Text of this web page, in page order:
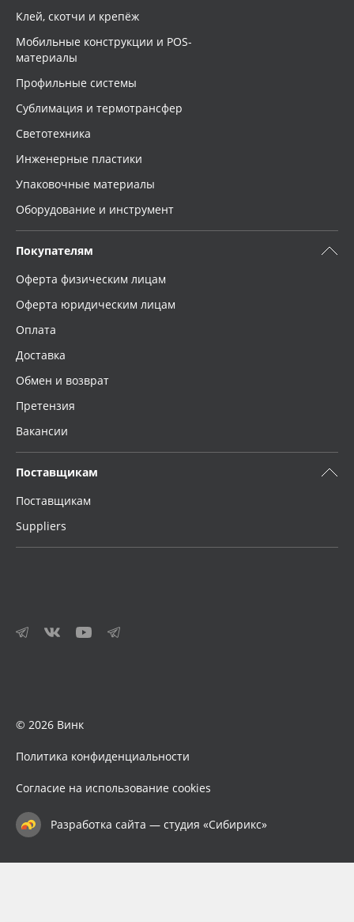
Клей, скотчи и крепёж
Мобильные конструкции и POS-
материалы
Профильные системы
Сублимация и термотрансфер
Светотехника
Инженерные пластики
Упаковочные материалы
Оборудование и инструмент
Покупателям
Оферта физическим лицам
Оферта юридическим лицам
Оплата
Доставка
Обмен и возврат
Претензия
Вакансии
Поставщикам
Поставщикам
Suppliers
© 2026 Винк
Политика конфиденциальности
Согласие на использование cookies
Разработка сайта — студия «Сибирикс»